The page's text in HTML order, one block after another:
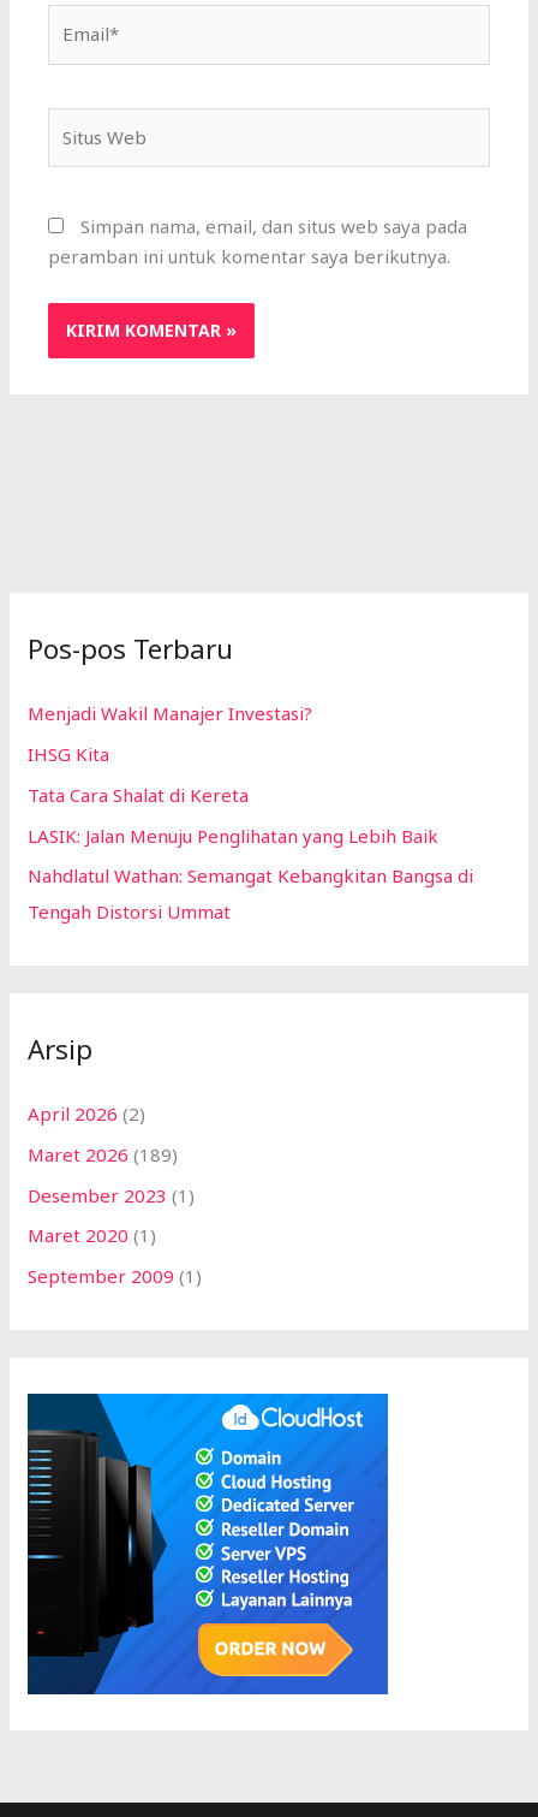
Web
Simpan nama, email, dan situs web saya pada
peramban ini untuk komentar saya berikutnya.
Pos-pos Terbaru
Menjadi Wakil Manajer Investasi?
IHSG Kita
Tata Cara Shalat di Kereta
LASIK: Jalan Menuju Penglihatan yang Lebih Baik
Nahdlatul Wathan: Semangat Kebangkitan Bangsa di
Tengah Distorsi Ummat
Arsip
April 2026 (2)
Maret 2026 (189)
Desember 2023 (1)
Maret 2020 (1)
September 2009 (1)